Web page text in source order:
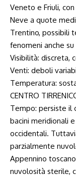
Veneto e Friuli,
Neve a quote
Trentino, possibili
fenomeni anche su
Visibilità: discreta,
Venti: deboli
Temperatura:
CENTRO
Tempo: persiste il
bacini meridionali
occidentali.
parzialmente
Appennino
nuvolosità sterile,